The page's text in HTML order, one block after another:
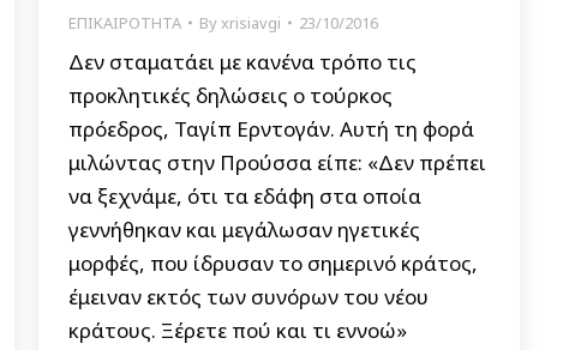
ΕΠΙΚΑΙΡΟΤΗΤΑ Byxrisiavgi 23/10/2016
Δεν σταματάει με κανένα τρόπο τις
προκλητικές δηλώσεις ο τούρκος
πρόεδρος, Ταγίπ Ερντογάν. Αυτή τη φορά
μιλώντας στην Προύσσα είπε: «Δεν πρέπει
να ξεχνάμε, ότι τα εδάφη στα οποία
γεννήθηκαν και μεγάλωσαν ηγετικές
μορφές, που ίδρυσαν το σημερινό κράτος,
έμειναν εκτός των συνόρων του νέου
κράτους. Ξέρετε πού και τι εννοώ»